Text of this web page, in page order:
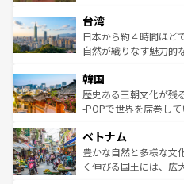
ならではの贅沢な旅のスタイルだ。 な
情報はコンテンツ一覧
れるおもてなしの心で
人々、おいしいローカ
ク、伝統的なフラダン
ワイを、存分に味わってほしい。 なお、
はコンテンツ一覧を参
リアリーフや大陸中央
ク）、タスマニアの美
ど、見どころがたくさ
いる。アクティビティ
ビング、ハイキングな
い。オーストラリアの
参照してほしい。
台湾
日本から約４時間ほど
自然が織りなす魅力的
ン）、静ひつな山岳地
と山間の静けさが共存
驚きをもたらしてくれ
容にもいいと評判のス
が味わえる。
照してほしい。
韓国
歴史ある王朝文化が残
-POPで世界を席巻し
き、地方に足を延ばせ
できる。そして、キム
まで、さまざまな韓国
ベトナム
豊かな自然と多様な文
く伸びる国土には、広